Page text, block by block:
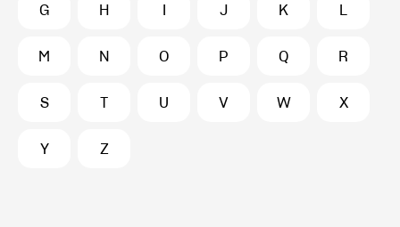
G H I J K L
M N O P Q R
S T U V W X
Y Z